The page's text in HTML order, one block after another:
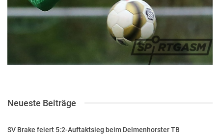
Neueste Beiträge
SV Brake feiert 5:2-Auftaktsieg beim Delmenhorster TB